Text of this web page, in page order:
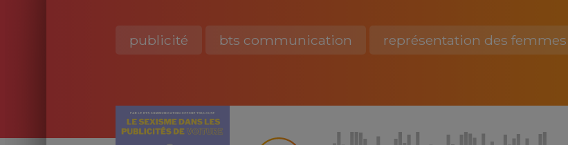
publicité bts communication représentation des femmes